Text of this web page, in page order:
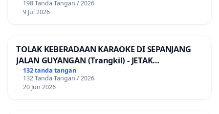
198 Tanda Tangan / 2026
9 Jul 2026
TOLAK KEBERADAAN KARAOKE DI SEPANJANG
JALAN GUYANGAN (Trangkil) - JETAK
(Wedarijaksa) Kab. PATI
132 tanda tangan
132 Tanda Tangan / 2026
20 Jun 2026